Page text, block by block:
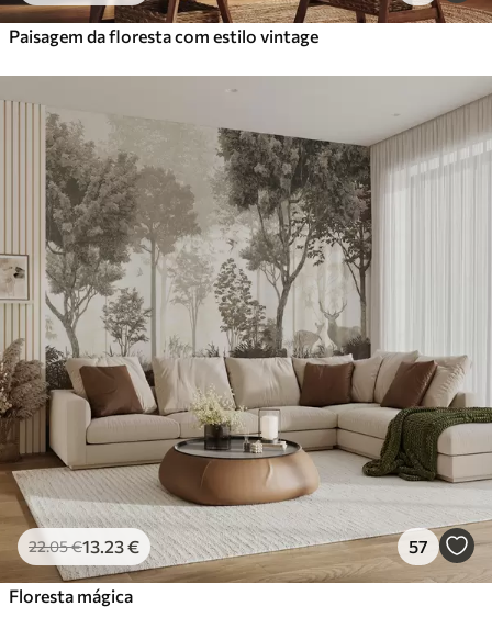
Paisagem da floresta com estilo vintage
22.05€13.23€ 57
Floresta mágica